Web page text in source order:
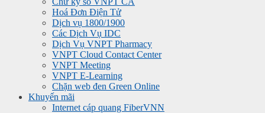
Hoá Đơn Điện Tử
Dịch vụ 1800/1900
Các Dịch Vụ IDC
Dịch Vụ VNPT Pharmacy
VNPT Cloud Contact Center
VNPT Meeting
VNPT E-Learning
Chặn web đen Green Online
Khuyến mãi
Internet cáp quang FiberVNN